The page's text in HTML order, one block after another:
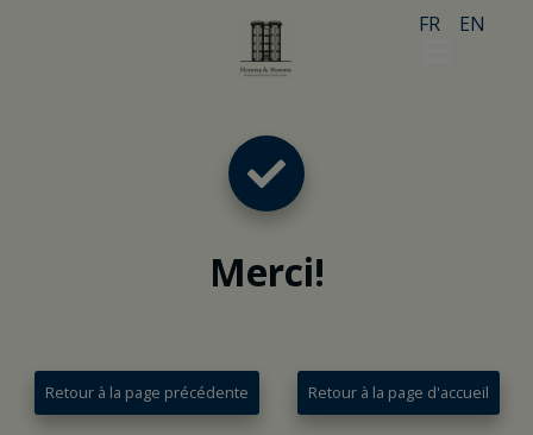
FR EN
Merci!
Retour à la page précédente Retour à la page d'accueil